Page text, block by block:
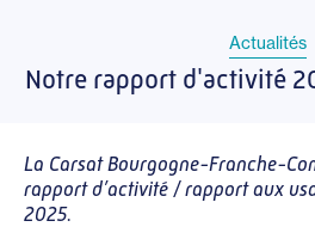
Actualités
Notre rapport d'activité
La Carsat Bourgogne-Franche-
rapport d’activité / rapport aux
2025.